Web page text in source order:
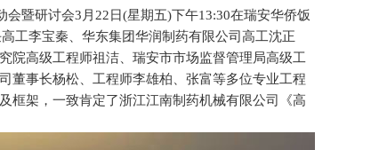
会暨研讨会3月22日(星期五)下午13:30在瑞安华侨饭
工李宝秦、华东集团华润制药有限公司 高工沈正
院高级工程师祖洁 瑞安市市场监督管理局高级工
董事长杨松、工程师李雄柏、张富等多位专业工程
框架，一致肯定了浙江江南制药机械有限公司《高